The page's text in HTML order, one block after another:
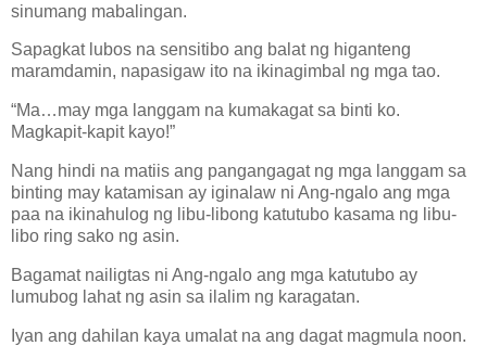
sinumang mabalingan.
Sapagkat lubos na sensitibo ang balat ng higanteng
maramdamin, napasigaw ito na ikinagimbal ng mga tao.
“Ma…may mga langgam na kumakagat sa binti ko.
Magkapit-kapit kayo!”
Nang hindi na matiis ang pangangagat ng mga langgam sa
binting may katamisan ay iginalaw ni Ang-ngalo ang mga
paa na ikinahulog ng libu-libong katutubo kasama ng libu-
libo ring sako ng asin.
Bagamat nailigtas ni Ang-ngalo ang mga katutubo ay
lumubog lahat ng asin sa ilalim ng karagatan.
Iyan ang dahilan kaya umalat na ang dagat magmula noon.